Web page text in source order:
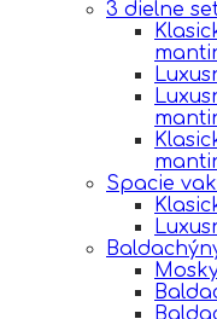
3 dielne
Spacie